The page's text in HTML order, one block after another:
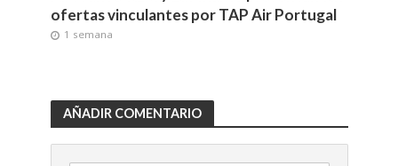
ofertas vinculantes por TAP Air Portugal
1 semana
AÑADIR COMENTARIO